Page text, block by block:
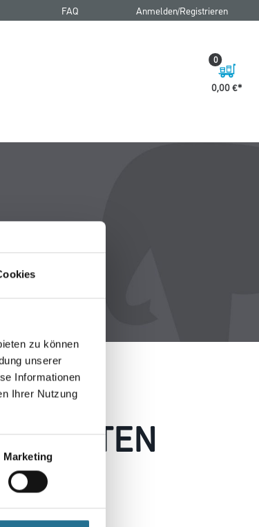
zu können
unserer
Informationen
Ihrer Nutzung
Marketing
FAQ Anmelden/Registrieren
0,00 €
0
beheben.